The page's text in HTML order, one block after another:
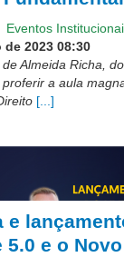
de
Eventos
de 2023 08:30
Almeida Richa,
a aula
[...]
e
5.0 e o